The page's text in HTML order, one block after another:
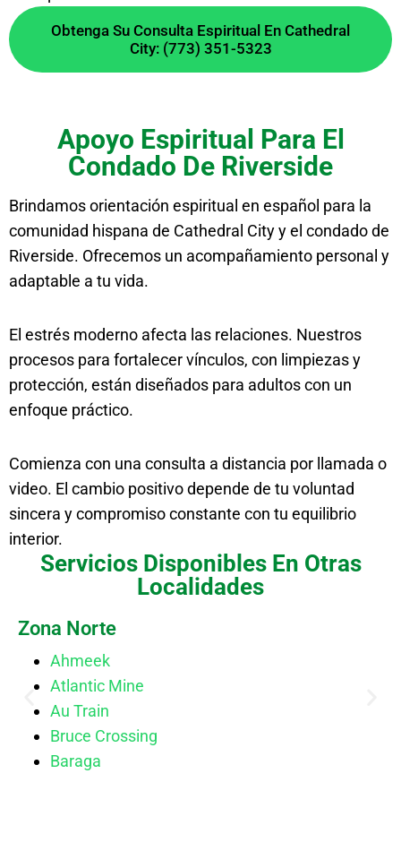
Obtenga Su Consulta Espiritual En Cathedral
City: (773) 351-5323
Apoyo Espiritual Para El
Condado De Riverside
Brindamos orientación espiritual en español para la
comunidad hispana de Cathedral City y el condado de
Riverside. Ofrecemos un acompañamiento personal y
adaptable a tu vida.
El estrés moderno afecta las relaciones. Nuestros
procesos para fortalecer vínculos, con limpiezas y
protección, están diseñados para adultos con un
enfoque práctico.
Comienza con una consulta a distancia por llamada o
video. El cambio positivo depende de tu voluntad
sincera y compromiso constante con tu equilibrio
interior.
Servicios Disponibles En Otras
Localidades
Zona Norte
Ahmeek
Atlantic Mine
Au Train
Bruce Crossing
Baraga